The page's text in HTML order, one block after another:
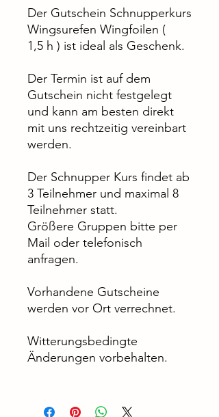
Der Gutschein Schnupperkurs
Wingsurefen Wingfoilen (
1,5 h ) ist ideal als Geschenk.
Der Termin ist auf dem
Gutschein nicht festgelegt
und kann am besten direkt
mit uns rechtzeitig vereinbart
werden.
Der Schnupper Kurs findet ab
3 Teilnehmer und maximal 8
Teilnehmer statt.
Größere Gruppen bitte per
Mail oder telefonisch
anfragen.
Vorhandene Gutscheine
werden vor Ort verrechnet.
Witterungsbedingte
Änderungen vorbehalten.